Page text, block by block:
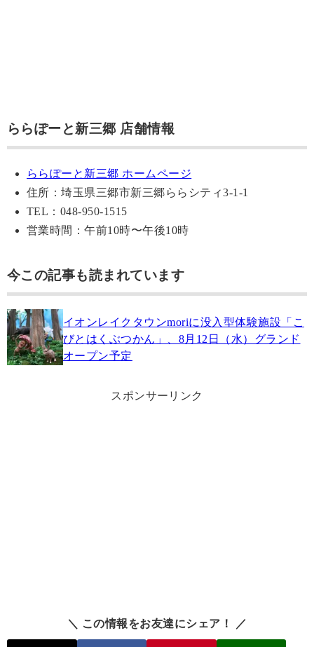
ららぽーと新三郷 店舗情報
ららぽーと新三郷 ホームページ
住所：埼玉県三郷市新三郷ららシティ3-1-1
TEL：048-950-1515
営業時間：午前10時〜午後10時
今この記事も読まれています
イオンレイクタウンmoriに没入型体験施設「こ
びとはくぶつかん」、8月12日（水）グランド
オープン予定
スポンサーリンク
＼ この情報をお友達にシェア！ ／